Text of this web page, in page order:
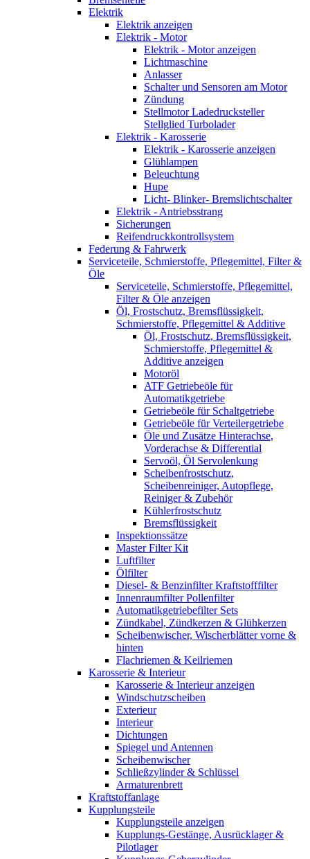
Elektrik
Elektrik anzeigen
Elektrik - Motor
Elektrik - Motor anzeigen
Lichtmaschine
Anlasser
Schalter und Sensoren am Motor
Zündung
Stellmotor Ladedrucksteller
Stellglied Turbolader
Elektrik - Karosserie
Elektrik - Karosserie anzeigen
Glühlampen
Beleuchtung
Hupe
Licht- Blinker- Bremslichtschalter
Elektrik - Antriebsstrang
Sicherungen
Reifendruckkontrollsystem
Federung & Fahrwerk
Serviceteile, Schmierstoffe, Pflegemittel, Filter &
Öle
Serviceteile, Schmierstoffe, Pflegemittel,
Filter & Öle anzeigen
Öl, Frostschutz, Bremsflüssigkeit,
Schmierstoffe, Pflegemittel & Additive
Öl, Frostschutz, Bremsflüssigkeit,
Schmierstoffe, Pflegemittel &
Additive anzeigen
Motoröl
ATF Getriebeöle für
Automatikgetriebe
Getriebeöle für Schaltgetriebe
Getriebeöle für Verteilergetriebe
Öle und Zusätze Hinterachse,
Vorderachse & Differential
Servoöl, Öl Servolenkung
Scheibenfrostschutz,
Scheibenreiniger, Autopflege,
Reiniger & Zubehör
Kühlerfrostschutz
Bremsflüssigkeit
Inspektionssätze
Master Filter Kit
Luftfilter
Ölfilter
Diesel- & Benzinfilter Kraftstofffilter
Innenraumfilter Pollenfilter
Automatikgetriebefilter Sets
Zündkabel, Zündkerzen & Glühkerzen
Scheibenwischer, Wischerblätter vorne &
hinten
Flachriemen & Keilriemen
Karosserie & Interieur
Karosserie & Interieur anzeigen
Windschutzscheiben
Exterieur
Interieur
Dichtungen
Spiegel und Antennen
Scheibenwischer
Schließzylinder & Schlüssel
Armaturenbrett
Kraftstoffanlage
Kupplungsteile
Kupplungsteile anzeigen
Kupplungs-Gestänge, Ausrücklager &
Pilotlager